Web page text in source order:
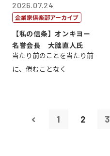
2026.07.24
企業家倶楽部アーカイブ
【私の信条】オンキヨー
名誉会長 大朏直人氏
当たり前のことを当たり前
に、倦むことなく
1 2 3